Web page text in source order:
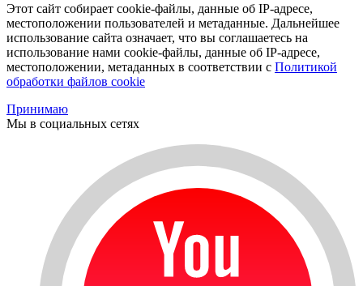
Этот сайт собирает cookie-файлы, данные об IP-адресе,
местоположении пользователей и метаданные. Дальнейшее
использование сайта означает, что вы соглашаетесь на
использование нами cookie-файлы, данные об IP-адресе,
местоположении, метаданных в соответствии с Политикой
обработки файлов cookie
Принимаю
Мы в социальных сетях